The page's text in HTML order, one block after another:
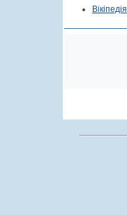
Вікіпедія